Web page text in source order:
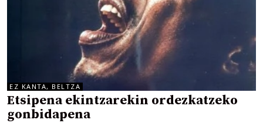
EZ KANTA, BELTZA
Etsipena ekintzarekin ordezkatzeko
gonbidapena